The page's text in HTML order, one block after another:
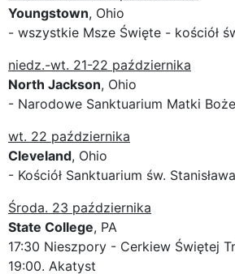
Youngstown, Ohio
- wszystkie Msze Święte - kościół
niedz.-wt. 21-22 października
North Jackson, Ohio
- Narodowe Sanktuarium Matki
wt. 22 października
Cleveland, Ohio
- Kościół Sanktuarium św. Stanisława
Środa. 23 października
State College, PA
17:30 Nieszpory - Cerkiew Świętej
19:00. Akatyst